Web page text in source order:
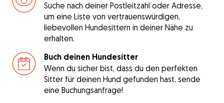
Suche nach deiner Postleitzahl oder Adresse,
um eine Liste von vertrauenswürdigen,
liebevollen Hundesittern in deiner Nähe zu
erhalten.
Buch deinen Hundesitter
Wenn du sicher bist, dass du den perfekten
Sitter für deinen Hund gefunden hast, sende
eine Buchungsanfrage!